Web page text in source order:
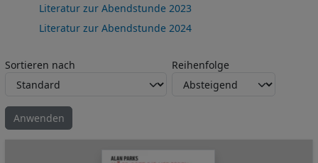
Literatur zur Abendstunde 2023
Literatur zur Abendstunde 2024
Sortieren nach Reihenfolge